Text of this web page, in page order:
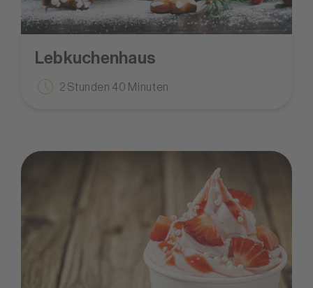
Lebkuchenhaus
2 Stunden 40 Minuten